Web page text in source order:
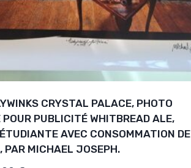
CRYSTAL PALACE, PHOTO
POUR PUBLICITÉ WHITBREAD ALE,
AVEC CONSOMMATION DE
PAR MICHAEL JOSEPH.